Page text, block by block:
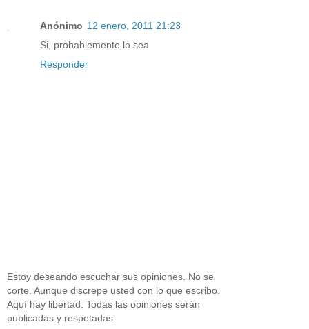
Anónimo 12 enero, 2011 21:23
Si, probablemente lo sea
Responder
Estoy deseando escuchar sus opiniones. No se
corte. Aunque discrepe usted con lo que escribo.
Aquí hay libertad. Todas las opiniones serán
publicadas y respetadas.